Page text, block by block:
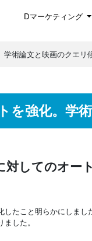
Dマーケティング
術論文と映画のクエリ
を強化。学
してのオー
たこと明らかにしま
した。